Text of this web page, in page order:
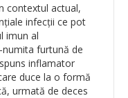
contextul actual,
infecții ce pot
imun al
furtună de
inflamator
duce la o formă
urmată de deces